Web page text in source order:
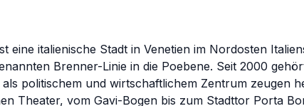
eine italienische Stadt in Venetien im Nordosten
Brenner-Linie in die Poebene. Seit 2000
als politischem und wirtschaftlichem Zentrum zeugen
Theater, vom Gavi-Bogen bis zum Stadttor Porta